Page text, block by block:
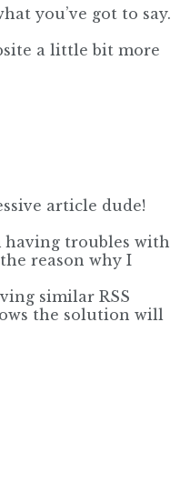
you’ve got to say.
a little bit more
article dude!
having troubles with
reason why I
similar RSS
the solution will